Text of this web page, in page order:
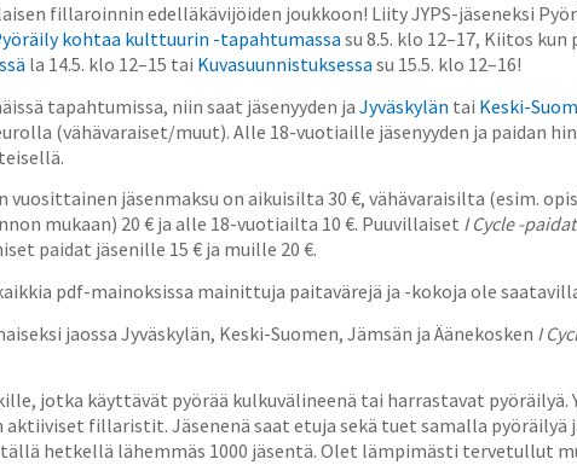
fillaroinnin edelläkävijöiden joukkoon! Liity JYPS-jäseneksi
kohtaa kulttuurin -tapahtumassasu 8.5. klo 12–17, Kiitos
la 14.5. klo 12–15 tai Kuvasuunnistuksessa su 15.5. klo 12–16!
tapahtumissa, niin saat jäsenyyden ja Jyväskylän tai Keski-
(vähävaraiset/muut). Alle 18-vuotiaille jäsenyyden ja paidan
vuosittainen jäsenmaksu on aikuisilta 30 €, vähävaraisilta (esim.
mukaan) 20 € ja alle 18-vuotiailta 10 €. Puuvillaiset I Cycle -paidat
paidat jäsenille 15 € ja muille 20 €.
pdf-mainoksissa mainittuja paitavärejä ja -kokoja ole
jaossa Jyväskylän, Keski-Suomen, Jämsän ja Äänekosken I
jotka käyttävät pyörää kulkuvälineenä tai harrastavat
aktiiviset fillaristit. Jäsenenä saat etuja sekä tuet samalla
tällä hetkellä lähemmäs 1000 jäsentä. Olet lämpimästi tervetullut